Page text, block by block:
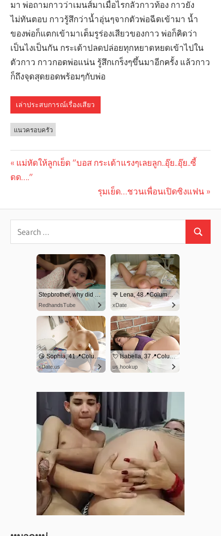
มา พ่อถามกาวว่าเมนส์มาเมื่อไรกลัวกาวท้อง กาวยัง
ไม่ทันตอบ กาวรู้สึกว่าน้ำอุ่นๆจากตัวพ่อฉีดเข้ามา น้ำ
ของพ่อก็แตกเข้ามาเต็มรูร่องเสียวของกาว พ่อก็คิดว่า
เป็นไงเป็นกัน กระเด้าปลดปล่อยทุกหยาดหยดเข้าไปใน
ตัวกาว กาวกอดพ่อแน่น รู้สึกเกร็งๆขึ้นมาอีกครั้ง แล้วกาว
ก็ถึงจุดสุดยอดพร้อมๆกับพ่อ
เล่าประสบการณ์เรื่องเสียว
แนวครอบครัว
Post
Previous
Post:
แม่หัดให้ลูกเย็ด ”บอส กระเด้าแรงๆเลยลูก..อุ๊ย..อุ๊ย..ซี้
ดด….”
Next
รุมเย็ด…ชวนเพื่อนเปิดซิงแฟน